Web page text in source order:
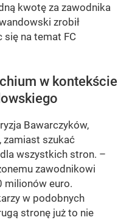
kwotę za zawodnika
zrobił
na temat FC
w kontekście
Bawarczyków,
zamiast szukać
wszystkich stron. –
zawodnikowi
milionów euro.
w podobnych
stronę już to nie